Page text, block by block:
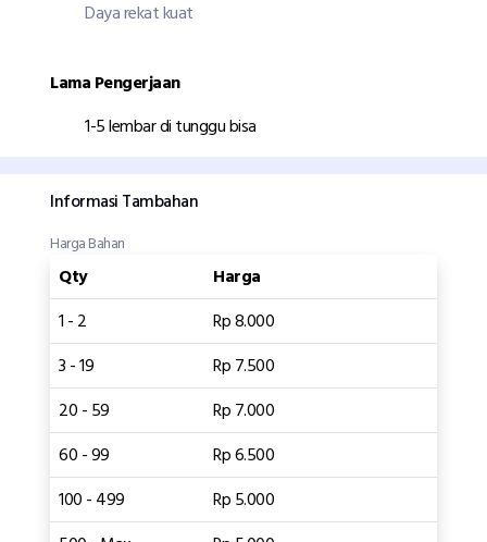
Daya rekat kuat
Lama Pengerjaan
1-5 lembar di tunggu bisa
Informasi Tambahan
Harga Bahan
Qty
Harga
1 - 2
Rp 8.000
3 - 19
Rp 7.500
20 - 59
Rp 7.000
60 - 99
Rp 6.500
100 - 499
Rp 5.000